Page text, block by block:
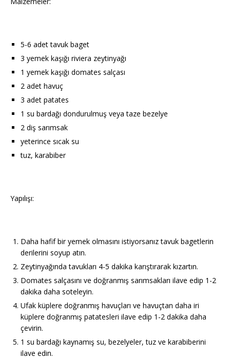
5-6 adet tavuk baget
3 yemek kaşığı riviera zeytinyağı
1 yemek kaşığı domates salçası
2 adet havuç
3 adet patates
1 su bardağı dondurulmuş veya taze bezelye
2 diş sarımsak
yeterince sıcak su
tuz, karabiber
Yapılışı:
Daha hafif bir yemek olmasını istiyorsanız tavuk bagetlerin
derilerini soyup atın.
Zeytinyağında tavukları 4-5 dakika karıştırarak kızartın.
Domates salçasını ve doğranmış sarımsakları ilave edip 1-2
dakika daha soteleyin.
Ufak küplere doğranmış havuçları ve havuçtan daha iri
küplere doğranmış patatesleri ilave edip 1-2 dakika daha
çevirin.
1 su bardağı kaynamış su, bezelyeler, tuz ve karabiberini
ilave edin.